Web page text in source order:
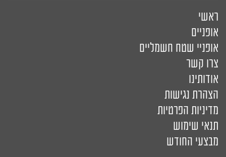
ראשי
אופניים
אופניי שטח חשמליים
צרו קשר
אודותינו
הצהרת נגישות
מדיניות הפרטיות
תנאי שימוש
מבצעי החודש